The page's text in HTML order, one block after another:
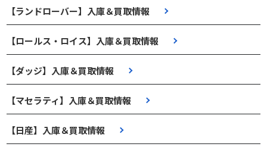
【ランドローバー】入庫＆買取情報
【ロールス・ロイス】入庫＆買取情報
【ダッジ】入庫＆買取情報
【マセラティ】入庫＆買取情報
【日産】入庫＆買取情報